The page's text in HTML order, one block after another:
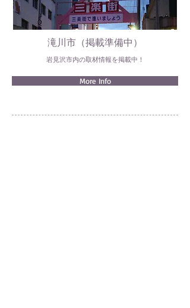
More Info
岩見沢市内の取材情報を掲載中！
滝川市（掲載準備中）